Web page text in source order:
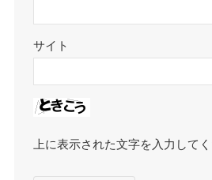
サイト
上に表示された文字を入力してく